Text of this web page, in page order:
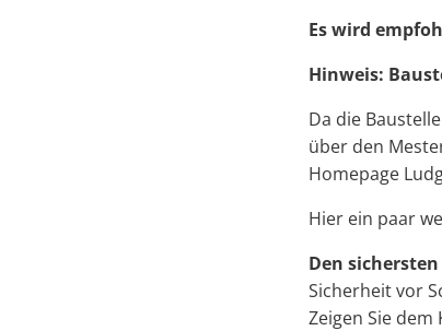
Es wird
Hinweis:
Da die
über den
Homepage
Hier ein paar
Den sichersten
Sicherheit vor
Zeigen Sie